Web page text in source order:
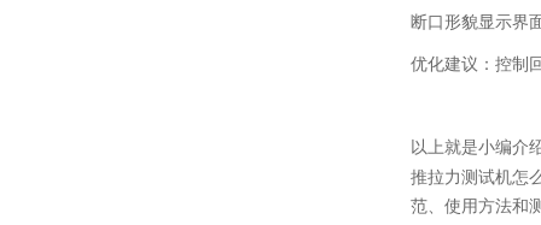
断口形貌显示界
优化建议：控制
以上就是小编介
推拉力测试机怎
范、使用方法和